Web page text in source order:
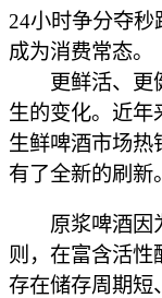
24小时争分夺秒
成为消费常态。
更鲜活、更健
生的变化。近年
生鲜啤酒市场热
有了全新的刷新。
原浆啤酒因为
则，在富含活性
存在储存周期短